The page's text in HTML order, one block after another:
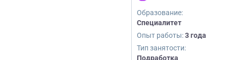
Образование:
Cпециалитет
Опыт работы:3 года
Тип занятости:
Подработка